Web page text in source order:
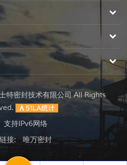
特密封技术有限公司 All Rights
支持IPv6网络
接:
唯万密封